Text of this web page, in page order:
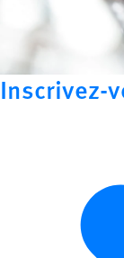
Inscrivez-